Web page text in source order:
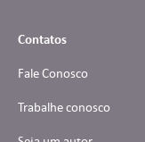
Contatos
Fale Conosco
Trabalhe conosco